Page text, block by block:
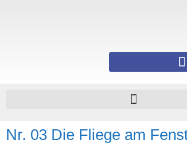
Nr. 03 Die Fliege am